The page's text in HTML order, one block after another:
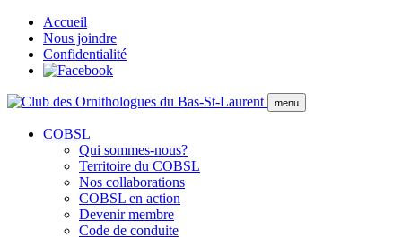
Accueil
Nous joindre
Confidentialité
menu
COBSL
Qui sommes-nous?
Territoire du COBSL
Nos collaborations
COBSL en action
Devenir membre
Code de conduite